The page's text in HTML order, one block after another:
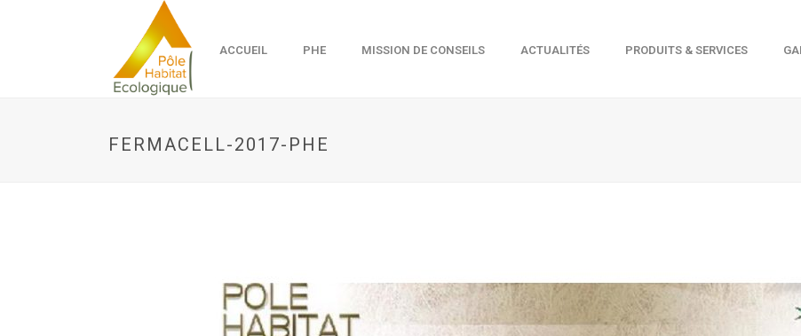
ACCUEIL PHE MISSION DE CONSEILS ACTUALITÉS PRODUITS & SERVICES
FERMACELL-2017-PHE